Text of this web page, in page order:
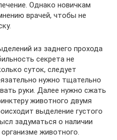
Однако новичкам
врачей, чтобы не
из заднего прохода
секрета не
суток, следует
нужно тщательно
руки. Далее нужно сжать
животного двумя
выделение густого
задуматься о наличии
животного.